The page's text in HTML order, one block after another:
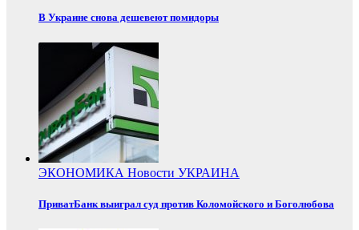
В Украине снова дешевеют помидоры
ЭКОНОМИКА Новости УКРАИНА
ПриватБанк выиграл суд против Коломойского и Боголюбова